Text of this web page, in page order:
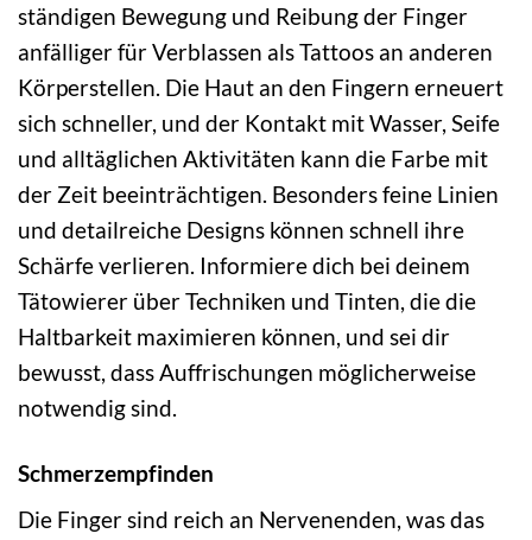
ständigen Bewegung und Reibung der Finger
anfälliger für Verblassen als Tattoos an anderen
Körperstellen. Die Haut an den Fingern erneuert
sich schneller, und der Kontakt mit Wasser, Seife
und alltäglichen Aktivitäten kann die Farbe mit
der Zeit beeinträchtigen. Besonders feine Linien
und detailreiche Designs können schnell ihre
Schärfe verlieren. Informiere dich bei deinem
Tätowierer über Techniken und Tinten, die die
Haltbarkeit maximieren können, und sei dir
bewusst, dass Auffrischungen möglicherweise
notwendig sind.
Schmerzempfinden
Die Finger sind reich an Nervenenden, was das